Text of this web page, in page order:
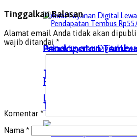
Pendapatan
Telkomsel Perkuat
Lewat Transformasi
Pendapatan Tembus
Telkomsel Perkuat
Lewat Transformasi
Tinggalkan Balasan
Alamat email Anda tidak akan
wajib ditandai *
Komentar *
Nama *